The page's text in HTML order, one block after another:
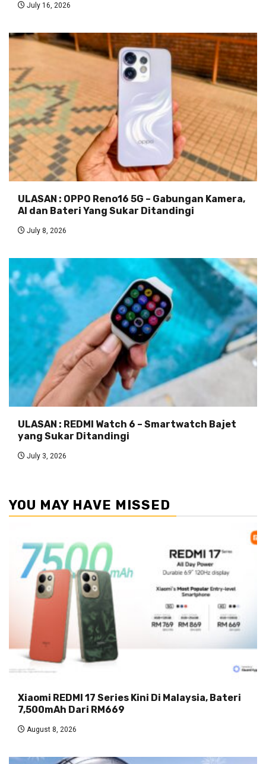
July 16, 2026
ULASAN : OPPO Reno16 5G – Gabungan Kamera,
AI dan Bateri Yang Sukar Ditandingi
July 8, 2026
ULASAN : REDMI Watch 6 – Smartwatch Bajet
yang Sukar Ditandingi
July 3, 2026
YOU MAY HAVE MISSED
Xiaomi REDMI 17 Series Kini Di Malaysia, Bateri
7,500mAh Dari RM669
August 8, 2026